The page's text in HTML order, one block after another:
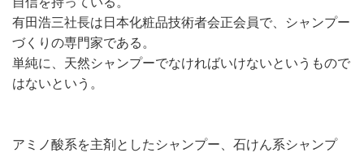
有田浩三社長は日本化粧品技術者会正会員で、シャンプー
づくりの専門家である。
単純に、天然シャンプーでなければいけないというもので
はないという。
アミノ酸系を主剤としたシャンプー、石けん系シャンプ